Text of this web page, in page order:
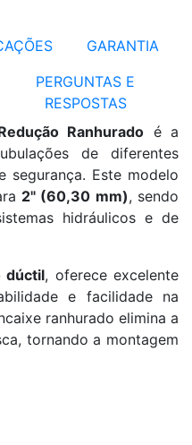
GARANTIA
PERGUNTAS E
RESPOSTAS
Ranhurado é a
de diferentes
segurança. Este modelo
2" (60,30 mm), sendo
hidráulicos e de
dúctil, oferece excelente
e facilidade na
ranhurado elimina a
tornando a montagem